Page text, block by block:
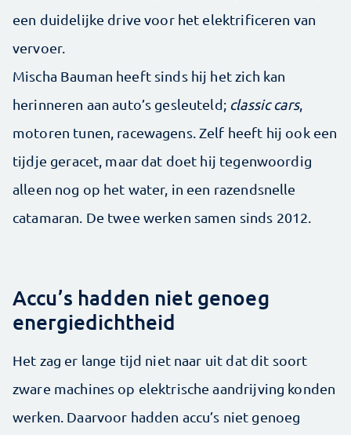
een duidelijke drive voor het elektrificeren van
vervoer.
Mischa Bauman heeft sinds hij het zich kan
herinneren aan auto’s gesleuteld; classic cars,
motoren tunen, racewagens. Zelf heeft hij ook een
tijdje geracet, maar dat doet hij tegenwoordig
alleen nog op het water, in een razendsnelle
catamaran. De twee werken samen sinds 2012.
Accu’s hadden niet genoeg
energiedichtheid
Het zag er lange tijd niet naar uit dat dit soort
zware machines op elektrische aandrijving konden
werken. Daarvoor hadden accu’s niet genoeg